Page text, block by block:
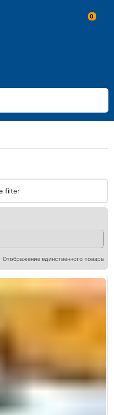
filter
Отображение единственного товара